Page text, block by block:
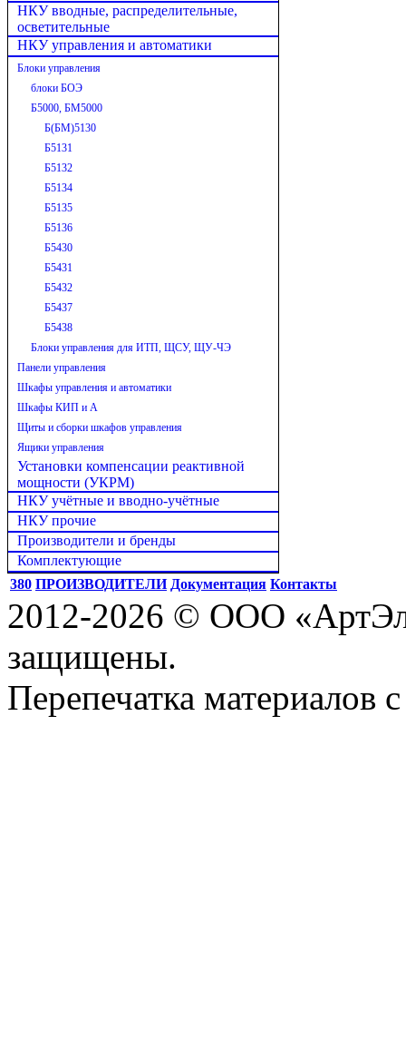
НКУ вводные, распределительные,
осветительные
НКУ управления и автоматики
Блоки управления
блоки БОЭ
Б5000, БМ5000
Б(БМ)5130
Б5131
Б5132
Б5134
Б5135
Б5136
Б5430
Б5431
Б5432
Б5437
Б5438
Блоки управления для ИТП, ЩСУ, ЩУ-ЧЭ
Панели управления
Шкафы управления и автоматики
Шкафы КИП и А
Щиты и сборки шкафов управления
Ящики управления
Установки компенсации реактивной
мощности (УКРМ)
НКУ учётные и вводно-учётные
НКУ прочие
Производители и бренды
Комплектующие
380 ПРОИЗВОДИТЕЛИ Документация Контакты
2012-2026 © ООО
защищены.
Перепечатка материалов